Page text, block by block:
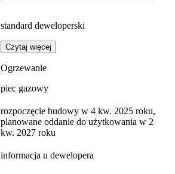
standard deweloperski
Czytaj więcej
Ogrzewanie
piec gazowy
rozpoczęcie budowy w 4 kw. 2025 roku,
planowane oddanie do użytkowania w 2
kw. 2027 roku
informacja u dewelopera